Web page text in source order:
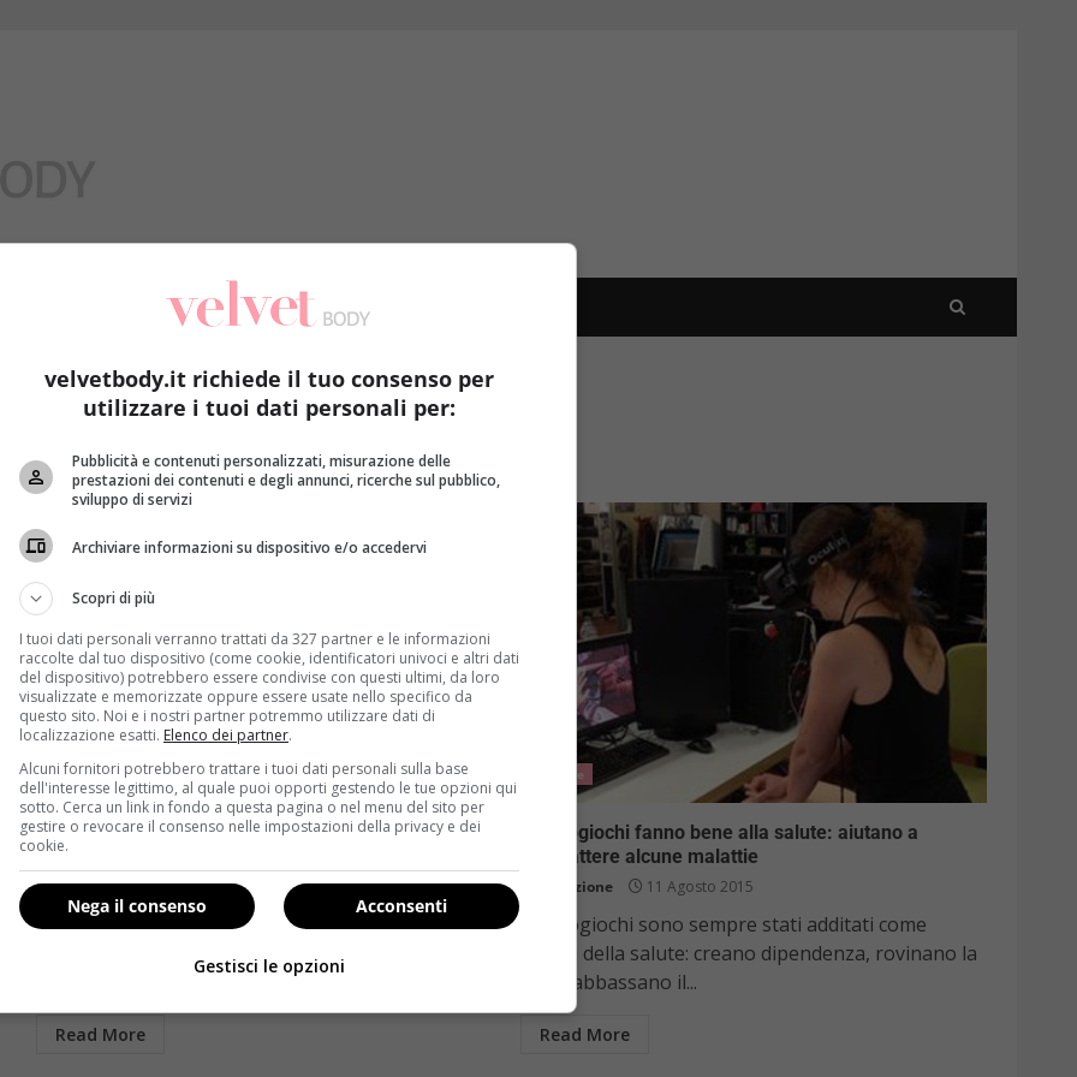
Notizie
“Chi non gioca è malato”: il libro che spiega
l’importanza del gioco
Redazione 24 Settembre 2015
NOVOMATIC, azienda leader nel settore del
gaming, e la casa editrice TORO EDIZIONI hanno
presentato lo scorso 22 settembre...
Read More
Salute
I videogiochi fanno bene alla salute: aiutano a
combattere alcune malattie
Redazione 11 Agosto 2015
I videogiochi sono sempre stati additati come
nemici della salute: creano dipendenza, rovinano la
vista, abbassano il...
Read More
velvetbody.it richiede il tuo consenso per
utilizzare i tuoi dati personali per:
Pubblicità e contenuti personalizzati, misurazione delle
prestazioni dei contenuti e degli annunci, ricerche sul pubblico,
sviluppo di servizi
Archiviare informazioni su dispositivo e/o accedervi
Scopri di più
I tuoi dati personali verranno trattati da 327 partner e le informazioni
raccolte dal tuo dispositivo (come cookie, identificatori univoci e altri dati
del dispositivo) potrebbero essere condivise con questi ultimi, da loro
visualizzate e memorizzate oppure essere usate nello specifico da
questo sito. Noi e i nostri partner potremmo utilizzare dati di
localizzazione esatti. Elenco dei partner.
Alcuni fornitori potrebbero trattare i tuoi dati personali sulla base
dell'interesse legittimo, al quale puoi opporti gestendo le tue opzioni qui
sotto. Cerca un link in fondo a questa pagina o nel menu del sito per
gestire o revocare il consenso nelle impostazioni della privacy e dei
cookie.
Acconsenti
Nega il consenso
Gestisci le opzioni